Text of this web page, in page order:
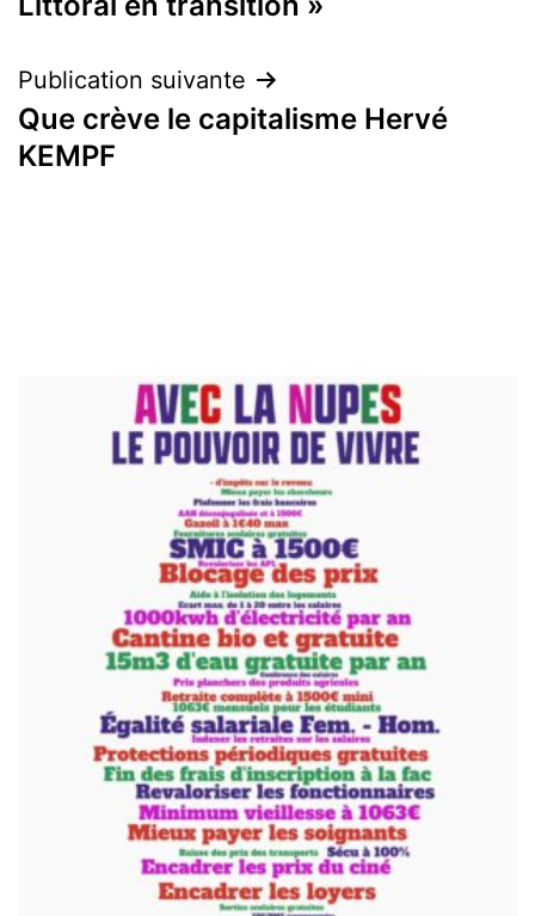
Publication suivante
Que crève le capitalisme Hervé
KEMPF